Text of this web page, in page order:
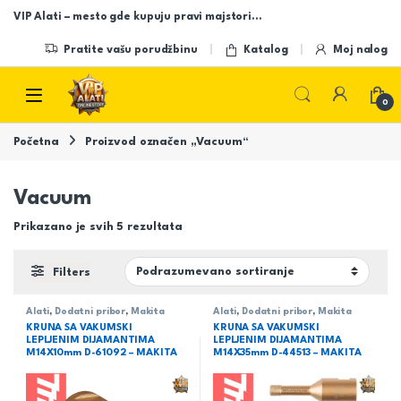
Skip to navigation
Skip to content
VIP Alati – mesto gde kupuju pravi majstori…
Pratite vašu porudžbinu Katalog Moj nalog
Open
0
Početna Proizvod označen „Vacuum“
Vacuum
Prikazano je svih 5 rezultata
Filters
Alati, Dodatni pribor, Makita
KRUNA SA VAKUMSKI
LEPLJENIM DIJAMANTIMA
M14X10mm D-61092 – MAKITA
Alati, Dodatni pribor, Makita
KRUNA SA VAKUMSKI
LEPLJENIM DIJAMANTIMA
M14X35mm D-44513 – MAKITA